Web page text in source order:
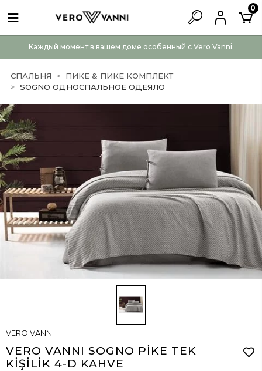
Каждый момент в вашем доме особенный с Vero Vanni.
0
СПАЛЬНЯ
ПИКЕ & ПИКЕ КОМПЛЕКТ
SOGNO ОДНОСПАЛЬНОЕ ОДЕЯЛО
VERO VANNI
VERO VANNI SOGNO PİKE TEK
KİŞİLİK 4-D KAHVE